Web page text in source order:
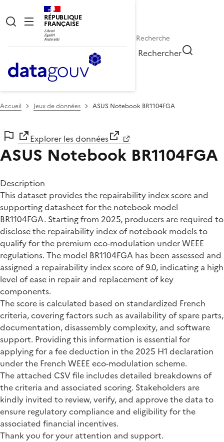
RÉPUBLIQUE
FRANÇAISE
Rechercher
Accueil Jeux de données ASUS Notebook BR1104FGA
Explorer les données
ASUS Notebook BR1104FGA
Description
This dataset provides the repairability index score and
supporting datasheet for the notebook model
BR1104FGA. Starting from 2025, producers are required to
disclose the repairability index of notebook models to
qualify for the premium eco-modulation under WEEE
regulations. The model BR1104FGA has been assessed and
assigned a repairability index score of 9.0, indicating a high
level of ease in repair and replacement of key
components.
The score is calculated based on standardized French
criteria, covering factors such as availability of spare parts,
documentation, disassembly complexity, and software
support. Providing this information is essential for
applying for a fee deduction in the 2025 H1 declaration
under the French WEEE eco-modulation scheme.
The attached CSV file includes detailed breakdowns of
the criteria and associated scoring. Stakeholders are
kindly invited to review, verify, and approve the data to
ensure regulatory compliance and eligibility for the
associated financial incentives.
Thank you for your attention and support.